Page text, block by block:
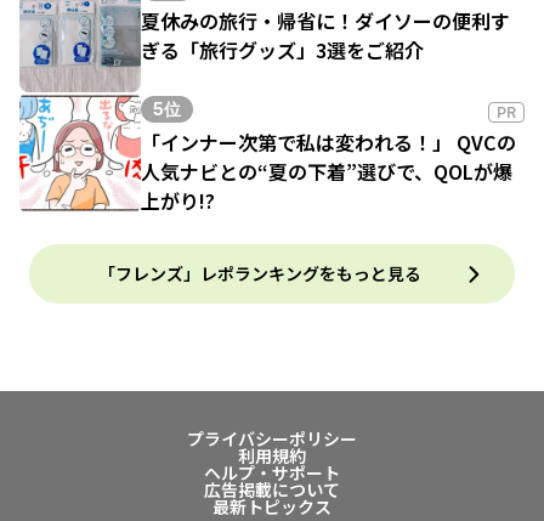
夏休みの旅行・帰省に！ダイソーの便利す
ぎる「旅行グッズ」3選をご紹介
5位 PR
「インナー次第で私は変われる！」 QVCの
人気ナビとの“夏の下着”選びで、QOLが爆
上がり!?
「フレンズ」レポランキングをもっと見る
プライバシーポリシー
利用規約
ヘルプ・サポート
広告掲載について
最新トピックス